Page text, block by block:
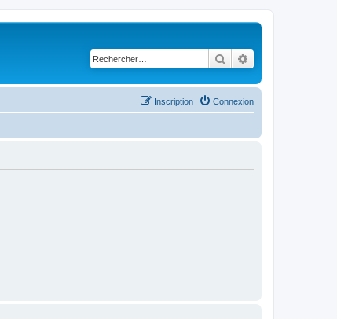
Rechercher
Connexion
Inscription